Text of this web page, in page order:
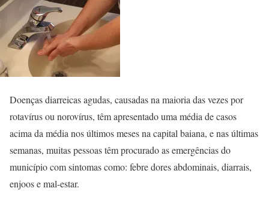
Doenças diarreicas agudas, causadas na maioria das vezes por
rotavírus ou norovírus, têm apresentado uma média de casos
acima da média nos últimos meses na capital baiana, e nas últimas
semanas, muitas pessoas têm procurado as emergências do
município com sintomas como: febre dores abdominais, diarrais,
enjoos e mal-estar.